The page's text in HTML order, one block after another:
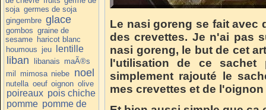
soja germes de soja
gingembre glace
gombos graine de
sesame haricot blanc
houmous jeu lentille
liban libanais maÃ®s
mil mimosa niebe noel
nutella oeuf oignon olive
poireaux pois chiche
pomme pomme de
Le nasi goreng se fait avec
des crevettes. Je n'ai pas
nasi goreng, le but de cet
l'utilisation de ce
simplement rajouté le
mes crevettes et de